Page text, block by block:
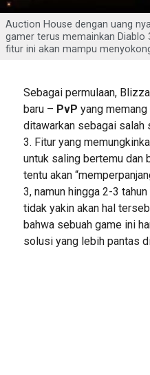
Auction House dengan uang
gamer terus memainkan Diablo
fitur ini akan mampu
Sebagai permulaan,
baru – PvP yang
ditawarkan sebagai salah
3. Fitur yang
untuk saling bertemu dan
tentu akan
3, namun hingga 2-3
tidak yakin akan hal
bahwa sebuah game ini
solusi yang lebih pantas